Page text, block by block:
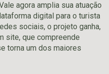
agora amplia sua atuação
digital para o turista
sociais, o projeto ganha,
site, que compreende
torna um dos maiores